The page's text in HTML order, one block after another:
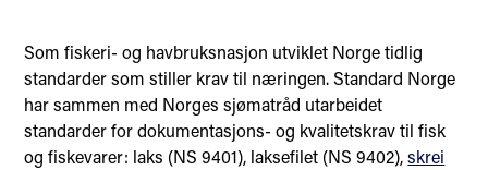
Som fiskeri- og havbruksnasjon utviklet Norge tidlig
standarder som stiller krav til næringen. Standard Norge
har sammen med Norges sjømatråd utarbeidet
standarder for dokumentasjons- og kvalitetskrav til fisk
og fiskevarer: laks (NS 9401), laksefilet (NS 9402),skrei